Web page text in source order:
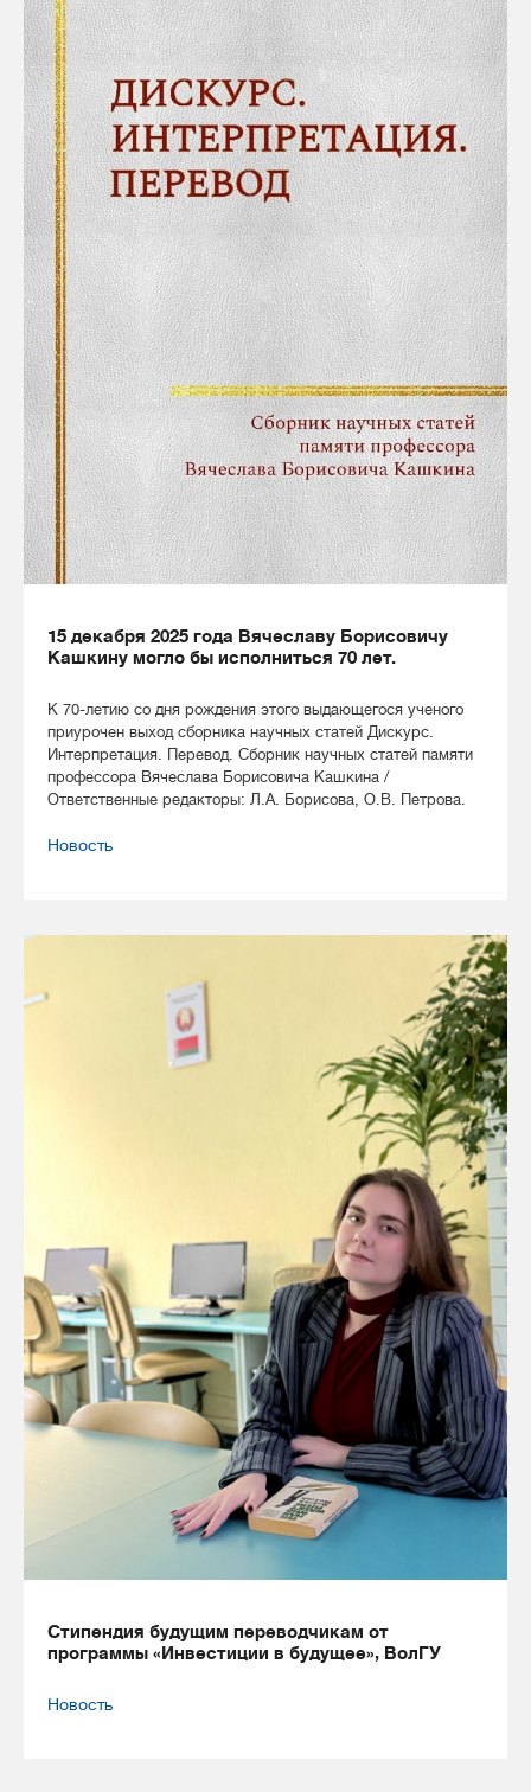
15 декабря 2025 года Вячеславу Борисовичу
Кашкину могло бы исполниться 70 лет.
К 70-летию со дня рождения этого выдающегося ученого
приурочен выход сборника научных статей Дискурс.
Интерпретация. Перевод. Сборник научных статей памяти
профессора Вячеслава Борисовича Кашкина /
Ответственные редакторы: Л.А. Борисова, О.В. Петрова.
Новость
Стипендия будущим переводчикам от
программы «Инвестиции в будущее», ВолГУ
Новость